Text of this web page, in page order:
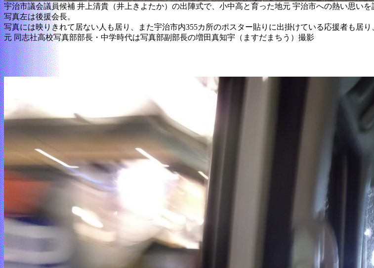
宇治市議会議員候補 井上清貴（井上きよたか）の出陣式で、小中高と育った地元 宇治市への熱い思いを
写真左は後援会長。
写真には映りきれて居ない人も居り、また宇治市内355カ所のポスター貼りに出掛けている応援者も居り
元 同志社高校写真部部長・中学時代は写真部副部長の増田真知宇（ますだまちう）撮影